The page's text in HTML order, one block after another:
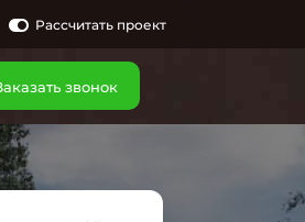
Рассчитать проект
звонок